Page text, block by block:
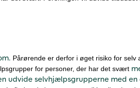
Pårørende er derfor i øget risiko for selv
for personer, der har det svært
udvide selvhjælpsgrupperne med